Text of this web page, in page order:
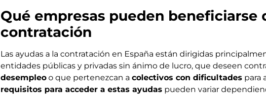
Qué empresas pueden beneficiarse
contratación
Las ayudas a la contratación en España están dirigidas
entidades públicas y privadas sin ánimo de lucro, que deseen
desempleo o que pertenezcan a colectivos con dificultades para
requisitos para acceder a estas ayudas pueden variar